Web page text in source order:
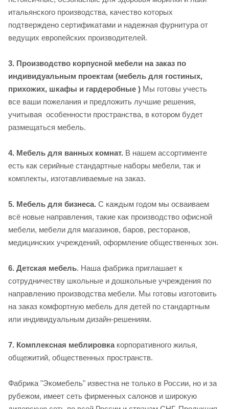
итальянского производства, качество которых
подтверждено сертификатами и надежная фурнитура от
ведущих европейских производителей.
3. Производство корпусной мебели на заказ по
индивидуальным проектам (мебель для гостиных,
прихожих, шкафы и гардеробные ) Мы готовы учесть
все ваши пожелания и предложить лучшие решения,
учитывая особенности пространства, в котором будет
размещаться мебель.
4. Мебель для ванных комнат. В нашем ассортименте
есть как серийные стандартные наборы мебели, так и
комплекты, изготавливаемые на заказ.
5. Мебель для бизнеса. С каждым годом мы осваиваем
всё новые направления, такие как производство офисной
мебели, мебели для магазинов, баров, ресторанов,
медицинских учреждений, оформление общественных зон.
6. Детская мебель. Наша фабрика приглашает к
сотрудничеству школьные и дошкольные учреждения по
направлению производства мебели. Мы готовы изготовить
на заказ комфортную мебель для детей по стандартным
или индивидуальным дизайн-решениям.
7. Комплексная меблировкакорпоративного жилья,
общежитий, общественных пространств.
Фабрика "Экомебель" известна не только в России, но и за
рубежом, имеет сеть фирменных салонов и широкую